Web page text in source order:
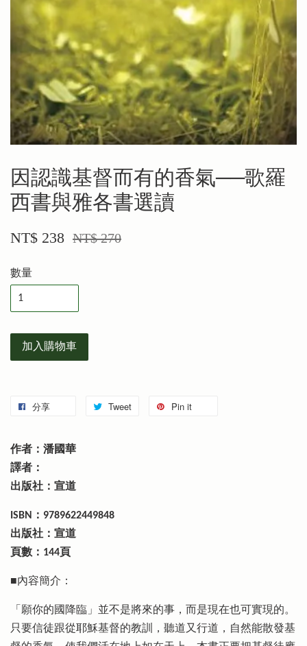
因認識基督而有的香氣──歌羅
西書與雅各書選讀
NT$ 238 NT$ 270
數量
加入購物車
分享 Tweet Pin it
作者：潘國華
譯者：
出版社：宣道
ISBN：9789622449848
出版社：宣道
頁數：144頁
■內容簡介：
「願你的國降臨」並不是將來的事，而是現在也可實現的。
只要信徒跟從耶穌基督的教訓，聽道又行道，自然能散發基